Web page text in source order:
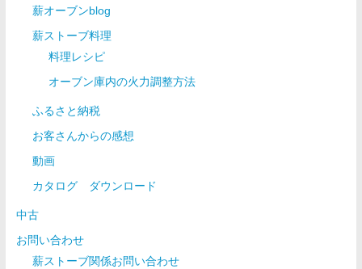
薪オーブンblog
薪ストーブ料理
料理レシピ
オーブン庫内の火力調整方法
ふるさと納税
お客さんからの感想
動画
カタログ ダウンロード
中古
お問い合わせ
薪ストーブ関係お問い合わせ